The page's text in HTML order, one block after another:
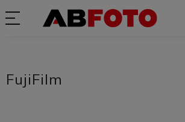
FujiFilm